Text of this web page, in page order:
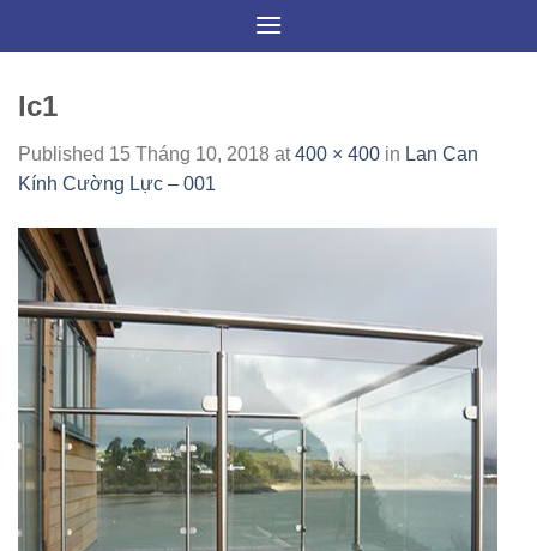
lc1
Published 15 Tháng 10, 2018 at400 × 400 in Lan Can
Kính Cường Lực – 001